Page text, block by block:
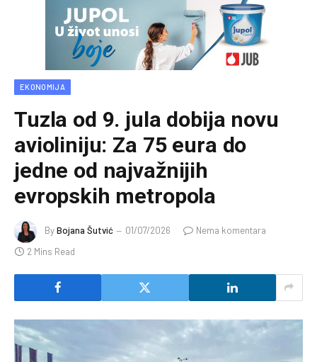
EKONOMIJA
Tuzla od 9. jula dobija novu
avioliniju: Za 75 eura do
jedne od najvažnijih
evropskih metropola
ByBojana Šutvić 01/07/2026
Nema komentara
2 Mins Read